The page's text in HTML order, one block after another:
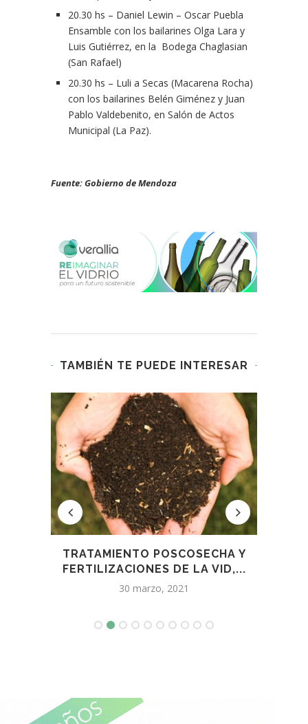
20.30 hs – Daniel Lewin – Oscar Puebla
Ensamble con los bailarines Olga Lara y
Luis Gutiérrez, en la Bodega Chaglasian
(San Rafael)
20.30 hs – Luli a Secas (Macarena Rocha)
con los bailarines Belén Giménez y Juan
Pablo Valdebenito, en Salón de Actos
Municipal (La Paz).
Fuente: Gobierno de Mendoza
TAMBIÉN TE PUEDE INTERESAR
TRATAMIENTO POSCOSECHA Y
FERTILIZACIONES DE LA VID,...
30 marzo, 2021